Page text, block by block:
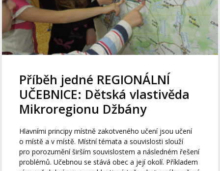
Příběh jedné REGIONÁLNÍ
UČEBNICE: Dětská vlastivěda
Mikroregionu Džbány
Hlavními principy místně zakotveného učení jsou učení
o místě a v místě. Místní témata a souvislosti slouží
pro porozumění širším souvislostem a následném řešení
problémů. Učebnou se stává obec a její okolí. Příkladem